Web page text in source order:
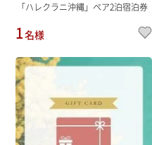
「ハレクラニ沖縄」ペア2泊宿泊券
1名様